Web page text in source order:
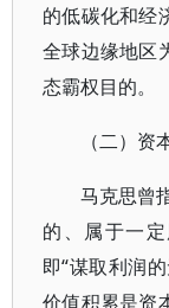
的低碳化和经
全球边缘地区
态霸权目的。
（二）
马克思曾
的、属于一
即“谋取利润
价值积累是资